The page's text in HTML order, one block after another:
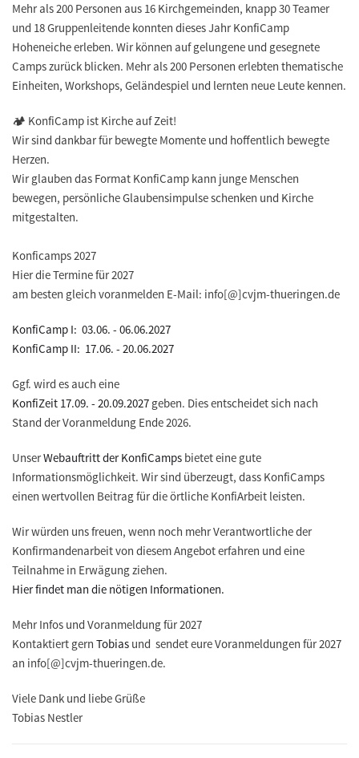
Mehr als 200 Personen aus 16 Kirchgemeinden, knapp 30 Teamer
und 18 Gruppenleitende konnten dieses Jahr KonfiCamp
Hoheneiche erleben. Wir können auf gelungene und gesegnete
Camps zurück blicken. Mehr als 200 Personen erlebten thematische
Einheiten, Workshops, Geländespiel und lernten neue Leute kennen.
🏕️ KonfiCamp ist Kirche auf Zeit!
Wir sind dankbar für bewegte Momente und hoffentlich bewegte
Herzen.
Wir glauben das Format KonfiCamp kann junge Menschen
bewegen, persönliche Glaubensimpulse schenken und Kirche
mitgestalten.
Konficamps 2027
Hier die Termine für 2027
am besten gleich voranmelden E-Mail: info[@]cvjm-thueringen.de
KonfiCamp I: 03.06. - 06.06.2027
KonfiCamp II: 17.06. - 20.06.2027
Ggf. wird es auch eine
KonfiZeit 17.09. - 20.09.2027 geben. Dies entscheidet sich nach
Stand der Voranmeldung Ende 2026.
UnserWebauftritt der KonfiCamps bietet eine gute
Informationsmöglichkeit. Wir sind überzeugt, dass KonfiCamps
einen wertvollen Beitrag für die örtliche KonfiArbeit leisten.
Wir würden uns freuen, wenn noch mehr Verantwortliche der
Konfirmandenarbeit von diesem Angebot erfahren und eine
Teilnahme in Erwägung ziehen.
Hier findet man die nötigen Informationen.
Mehr Infos und Voranmeldung für 2027
Kontaktiert gern Tobias und sendet eure Voranmeldungen für 2027
an info[@]cvjm-thueringen.de.
Viele Dank und liebe Grüße
Tobias Nestler